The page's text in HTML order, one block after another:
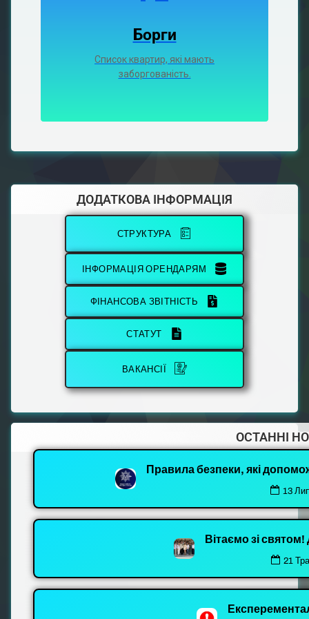
Борги
Список квартир, які мають
заборгованість.
ДОДАТКОВА ІНФОРМАЦІЯ
СТРУКТУРА
ІНФОРМАЦІЯ ОРЕНДАРЯМ
ФІНАНСОВА ЗВІТНІСТЬ
СТАТУТ
ВАКАНСІЇ
ОСТАННІ
Правила безпеки, які
13
Вітаємо зі
21